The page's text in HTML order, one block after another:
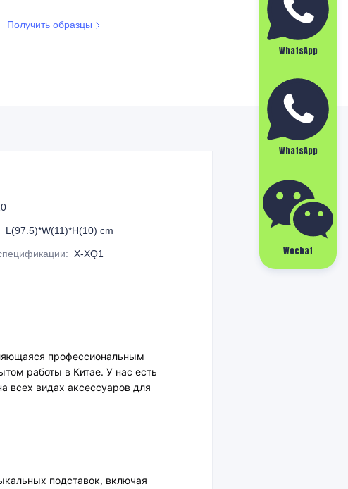
Получить образцы
L(97.5)*W(11)*H(10) cm
: X-XQ1
профессиональным
работы в Китае. У нас есть
всех видах аксессуаров для
подставок, включая
WhatsApp
WhatsApp
Wechat